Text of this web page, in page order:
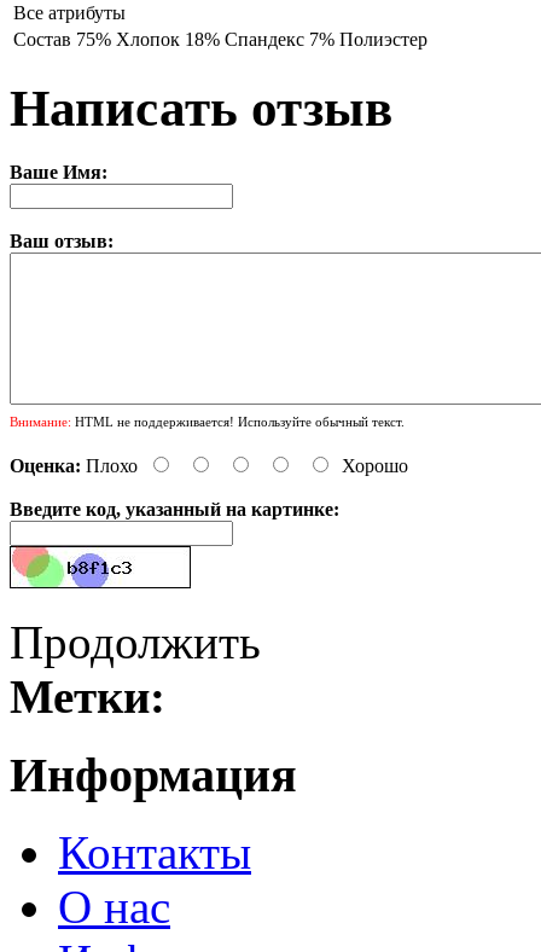
Все атрибуты
Состав 75% Хлопок 18% Спандекс 7% Полиэстер
Написать отзыв
Ваше Имя:
Ваш отзыв:
Внимание: HTML не поддерживается! Используйте обычный текст.
Оценка: Плохо Хорошо
Введите код, указанный на картинке:
Продолжить
Метки:
Информация
Контакты
О нас